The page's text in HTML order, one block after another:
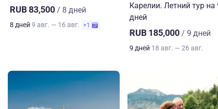
RUB 83,500 / 8 дней
8 дней 9 авг. — 16 авг. +1
Карелии. Летний тур на
дней
RUB 185,000 / 9 дней
9 дней 18 авг. — 26 авг.